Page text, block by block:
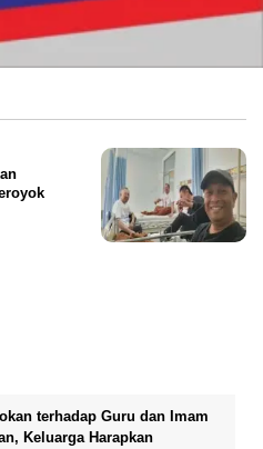
terhadap Guru dan Imam
Keluarga Harapkan